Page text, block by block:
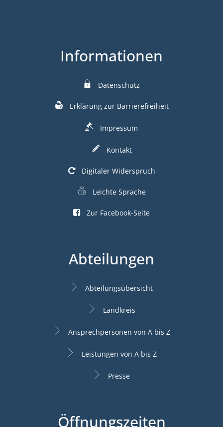
Informationen
Datenschutz
Erklärung zur Barrierefreiheit
Impressum
Kontakt
Digitaler Widerspruch
Leichte Sprache
Zur Facebook-Seite
Abteilungen
Abteilungsübersicht
Landkreis
Ansprechpersonen von A bis Z
Leistungen von A bis Z
Presse
Öffnungszeiten